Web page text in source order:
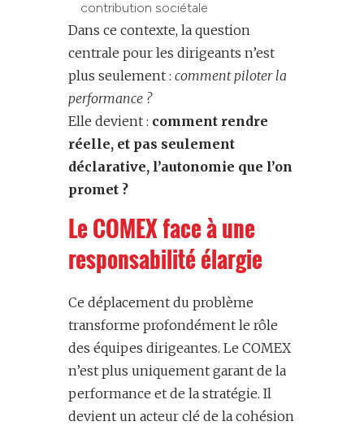
contribution sociétale
Dans ce contexte, la question
centrale pour les dirigeants n’est
plus seulement : comment piloter la
performance ?
Elle devient : comment rendre
réelle, et pas seulement
déclarative, l’autonomie que l’on
promet ?
Le COMEX face à une
responsabilité élargie
Ce déplacement du problème
transforme profondément le rôle
des équipes dirigeantes. Le COMEX
n’est plus uniquement garant de la
performance et de la stratégie. Il
devient un acteur clé de la cohésion